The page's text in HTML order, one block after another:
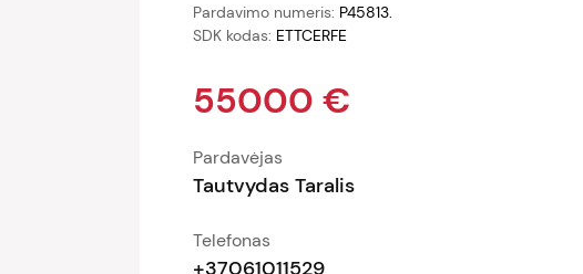
Pardavimo numeris: P45813.
SDK kodas: ETTCERFE
55000 €
Pardavėjas
Tautvydas Taralis
Telefonas
+37061011529